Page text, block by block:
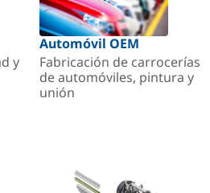
y
Automóvil OEM
Fabricación de carrocerías
de automóviles, pintura y
unión